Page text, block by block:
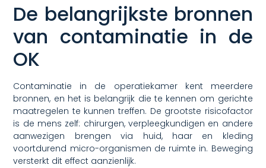
De belangrijkste bronnen
van contaminatie in de
OK
Contaminatie in de operatiekamer kent meerdere
bronnen, en het is belangrijk die te kennen om gerichte
maatregelen te kunnen treffen. De grootste risicofactor
is de mens zelf: chirurgen, verpleegkundigen en andere
aanwezigen brengen via huid, haar en kleding
voortdurend micro-organismen de ruimte in. Beweging
versterkt dit effect aanzienlijk.